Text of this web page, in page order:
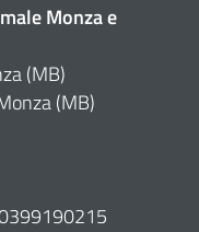
Monza e
(MB)
(MB)